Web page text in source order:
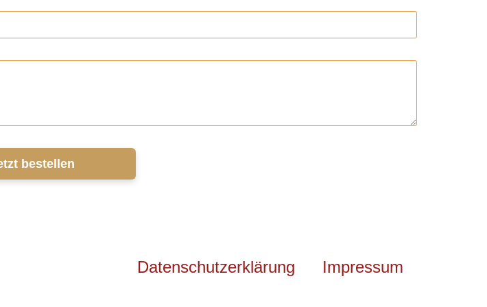
bestellen
Datenschutzerklärung Impressum